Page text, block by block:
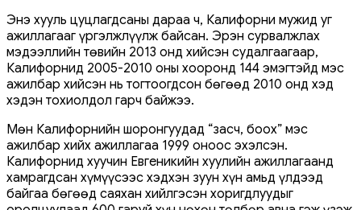
Энэ хууль цуцлагдсаны дараа ч, Калифорни мужид уг
ажиллагааг үргэлжлүүлж байсан. Эрэн сурвалжлах
мэдээллийн төвийн 2013 онд хийсэн судалгаагаар,
Калифорнид 2005-2010 оны хооронд 144 эмэгтэйд мэс
ажилбар хийсэн нь тогтоогдсон бөгөөд 2010 онд хэд
хэдэн тохиолдол гарч байжээ.
Мөн Калифорнийн шоронгуудад “засч, боох” мэс
ажилбар хийх ажиллагаа 1999 оноос эхэлсэн.
Калифорнид хуучин Евгеникийн хуулийн ажиллагаанд
хамрагдсан хүмүүсээс хэдхэн зуун хүн амьд үлдээд
байгаа бөгөөд саяхан хийлгэсэн хоригдлуудыг